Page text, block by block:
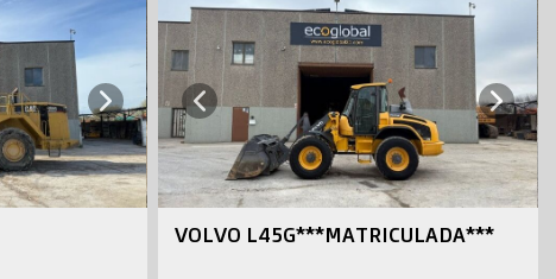
Next Previous Next
VOLVO L45G***MATRICULADA***